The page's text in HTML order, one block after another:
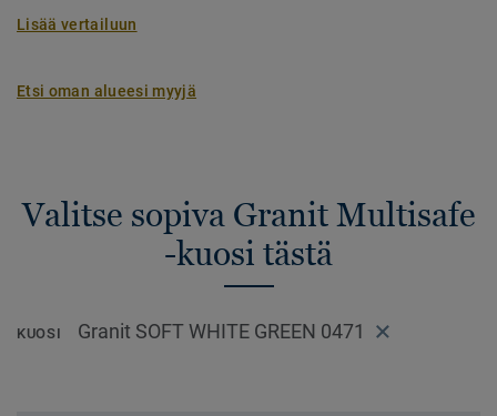
Lisää vertailuun
Etsi oman alueesi myyjä
Valitse sopiva Granit Multisafe
-kuosi tästä
KUOSI Granit SOFT WHITE GREEN 0471